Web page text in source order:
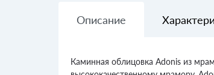
Описание
Каминная облицовка Adonis из